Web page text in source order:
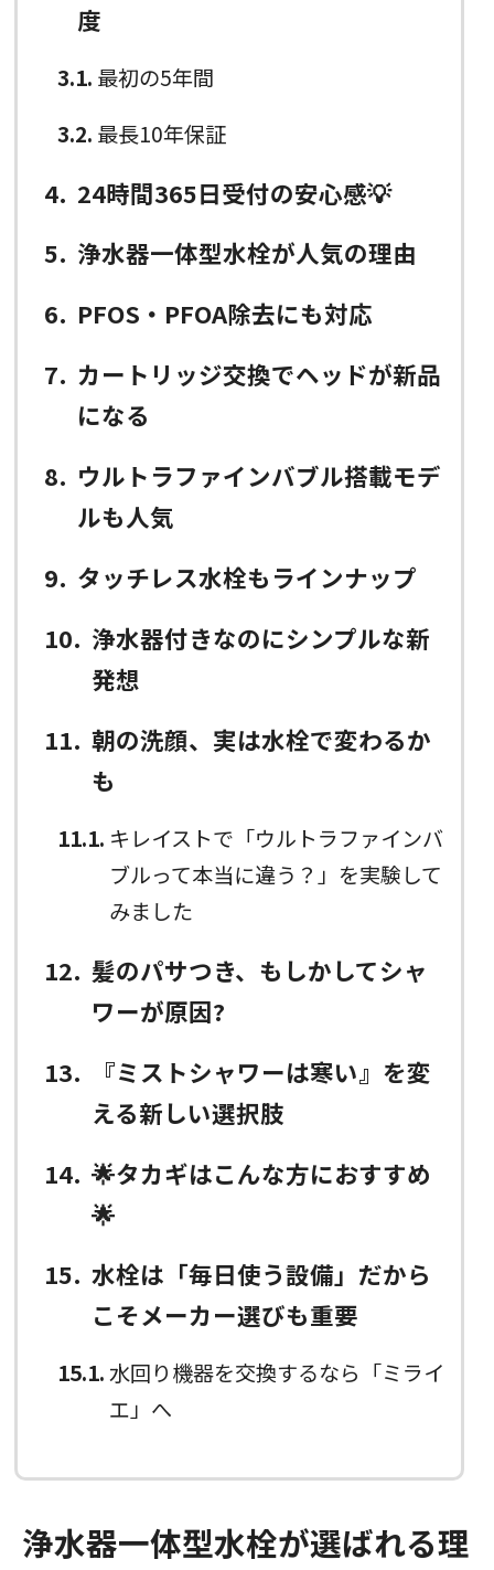
度
3.1 最初の5年間
3.2 最長10年保証
4 24時間365日受付の安心感💡
5
浄水器一体型水栓が人気の理由
6
PFOS・PFOA除去にも対応
7
カートリッジ交換でヘッドが新品
になる
8
ウルトラファインバブル搭載モデ
ルも人気
9
タッチレス水栓もラインナップ
10
浄水器付きなのにシンプルな新
発想
11 朝の洗顔、実は水栓で変わるか
も
11.1 キレイストで「ウルトラファインバ
ブルって本当に違う？」を実験して
みました
12
髪のパサつき、もしかしてシャ
ワーが原因?
13
『ミストシャワーは寒い』を変
える新しい選択肢
14 🌟タカギはこんな方におすすめ
🌟
15 水栓は「毎日使う設備」だから
こそメーカー選びも重要
15.1 水回り機器を交換するなら「ミライ
エ」へ
浄水器一体型水栓が選ばれる理